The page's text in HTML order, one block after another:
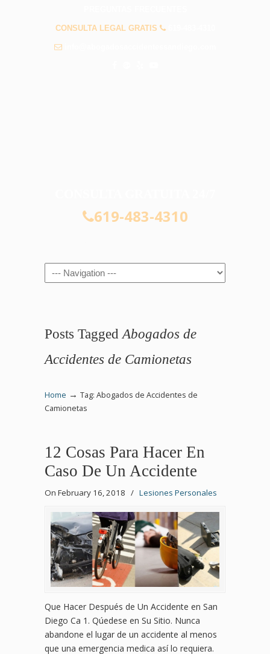
CONSULTA LEGAL GRATIS
619-483-4310
Navigation
Posts Tagged Abogados de
Accidentes de Camionetas
Home → Tag: Abogados de Accidentes de
Camionetas
12 Cosas Para Hacer En
Caso De Un Accidente
On February 16, 2018 / Lesiones Personales
Que Hacer Después de Un Accidente en San
Diego Ca 1. Qúedese en Su Sitio. Nunca
abandone el lugar de un accidente al menos
que una emergencia medica así lo requiera.